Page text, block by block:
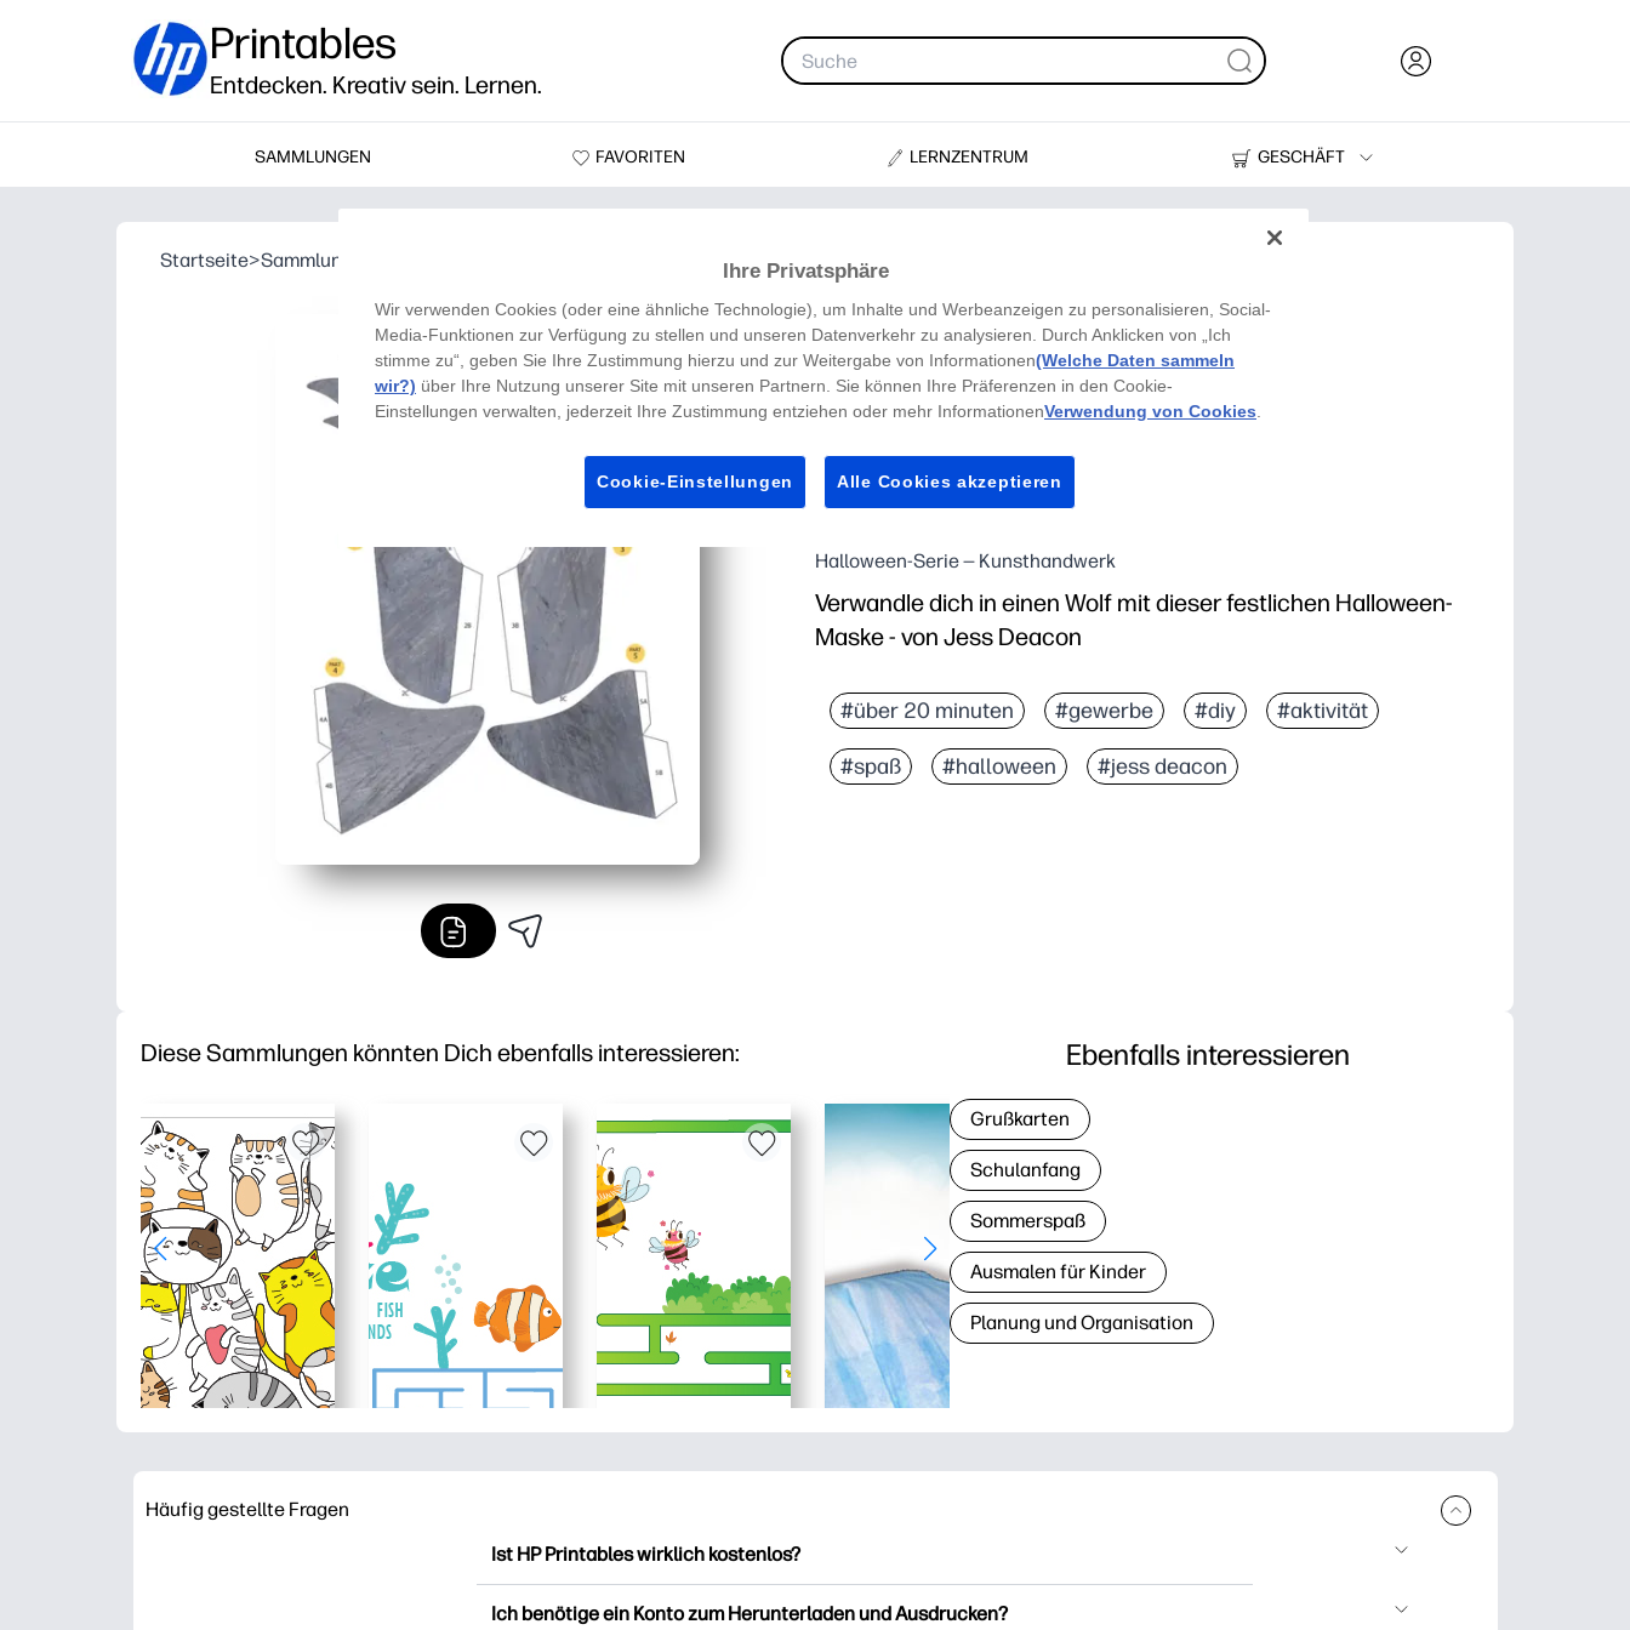
Printables
Entdecken. Kreativ sein. Lernen.
SAMMLUNGEN FAVORITEN LERNZENTRUM
GESCHÄFT
Drucker
Startseite>Sammlungen
Halloween-Wolf-Maske
Halloween-Serie — Kunsthandwerk
Verwandle dich in einen Wolf mit dieser festlichen Halloween-
Maske - von Jess Deacon
#über 20 minuten #gewerbe #diy #aktivität
#spaß #halloween #jess deacon
Diese Sammlungen könnten Dich ebenfalls interessieren: Ebenfalls interessieren
Grußkarten
Schulanfang
Sommerspaß
Ausmalen für Kinder
Planung und Organisation
Häufig gestellte Fragen
Ist HP Printables wirklich kostenlos?
Ich benötige ein Konto zum Herunterladen und Ausdrucken?
Ihre Privatsphäre
Wir verwenden Cookies (oder eine ähnliche Technologie), um Inhalte und Werbeanzeigen zu personalisieren, Social-
Media-Funktionen zur Verfügung zu stellen und unseren Datenverkehr zu analysieren. Durch Anklicken von „Ich
stimme zu“, geben Sie Ihre Zustimmung hierzu und zur Weitergabe von Informationen(Welche Daten sammeln
wir?) über Ihre Nutzung unserer Site mit unseren Partnern. Sie können Ihre Präferenzen in den Cookie-
Einstellungen verwalten, jederzeit Ihre Zustimmung entziehen oder mehr InformationenVerwendung von Cookies
Cookie-Einstellungen Alle Cookies akzeptieren